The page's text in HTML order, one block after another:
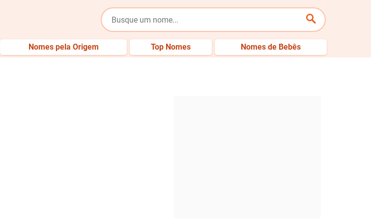
Nomes pela Origem Top Nomes Nomes de Bebês